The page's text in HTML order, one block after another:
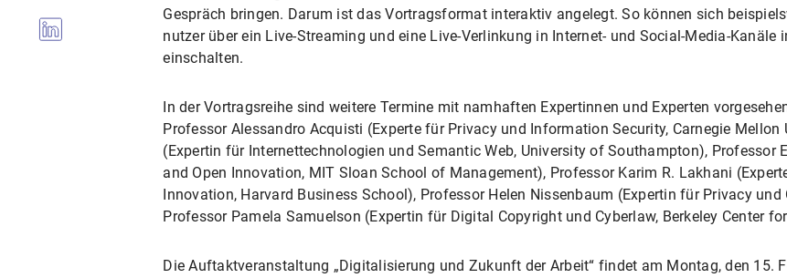
Gespräch bringen. Darum ist das Vortragsformat interaktiv angelegt. So können sich
nutzer über ein Live-Streaming und eine Live-Verlinkung in Internet- und Social-Media-Kanäle
einschalten.
In der Vortragsreihe sind weitere Termine mit namhaften Expertinnen und Experten
Professor Alessandro Acquisti (Experte für Privacy und Information Security, Carnegie Mellon
(Expertin für Internettechnologien und Semantic Web, University of Southampton), Professor
and Open Innovation, MIT Sloan School of Management), Professor Karim R. Lakhani
Innovation, Harvard Business School), Professor Helen Nissenbaum (Expertin für Privacy und
Professor Pamela Samuelson (Expertin für Digital Copyright und Cyberlaw, Berkeley Center
Die Auftaktveranstaltung „Digitalisierung und Zukunft der Arbeit“ findet am Montag, den 15.